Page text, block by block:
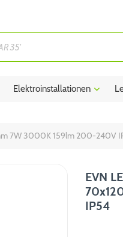
Elektroinstallationen
7W 3000K 159lm 200-240V
EVN
IP54